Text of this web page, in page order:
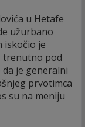
u Hetafe
užurbano
iskočio je
trenutno pod
je generalni
prvotimca
su na meniju